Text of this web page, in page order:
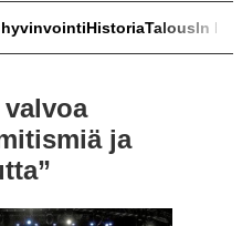
hyvinvointiHistoriaTalousIn
ja